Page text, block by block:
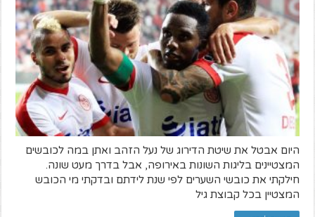
היום אבטל את שיטת הדירוג של נעל הזהב ואתן במה לכובשים
המצטיינים בליגות השונות באירופה, אבל בדרך מעט שונה.
חילקתי את כובשי השערים לפי שנת לידתם ובדקתי מי הכובש
המצטיין בכל קבוצת גיל